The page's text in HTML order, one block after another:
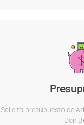
Solicita presupuesto de
Don